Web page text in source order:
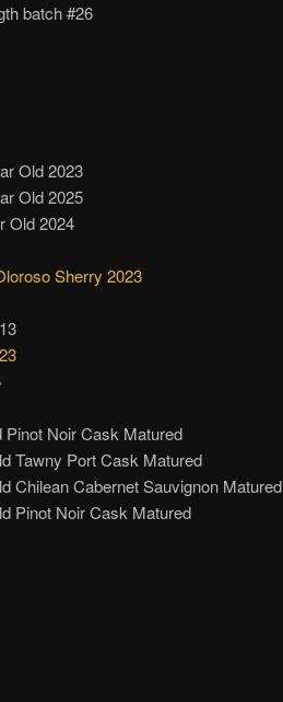
batch #26
Old 2023
Old 2025
Old 2024
Sherry 2023
Noir Cask Matured
Tawny Port Cask Matured
Chilean Cabernet Sauvignon Matured
Pinot Noir Cask Matured